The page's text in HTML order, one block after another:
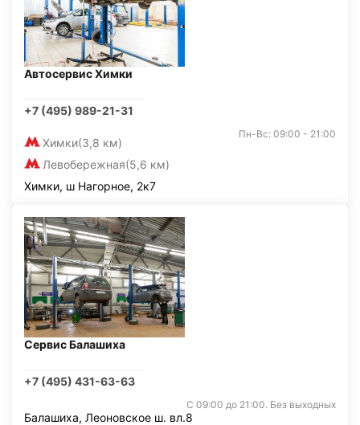
Автосервис Химки
+7 (495) 989-21-31
Химки(3,8 км)
Левобережная(5,6 км)
Пн-Вс: 09:00 - 21:00
Химки, ш Нагорное, 2к7
Сервис Балашиха
+7 (495) 431-63-63
С 09:00 до 21:00. Без выходных
Балашиха, Леоновское ш. вл.8